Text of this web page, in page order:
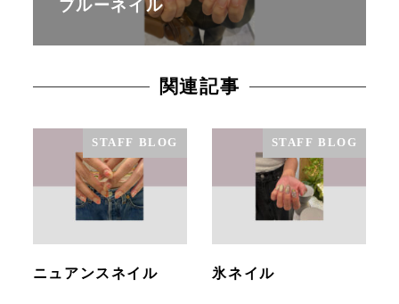
ブルーネイル
関連記事
STAFF BLOG
ニュアンスネイル
STAFF BLOG
氷ネイル